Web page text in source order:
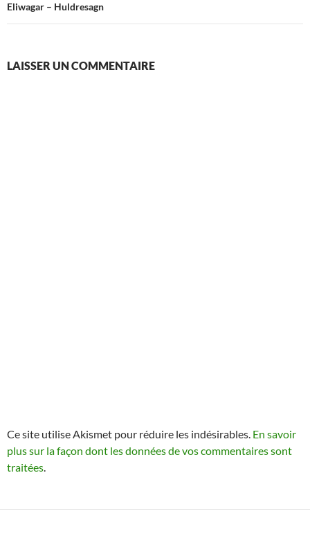
Eliwagar – Huldresagn
LAISSER UN COMMENTAIRE
Ce site utilise Akismet pour réduire les indésirables. En savoir
plus sur la façon dont les données de vos commentaires sont
traitées.